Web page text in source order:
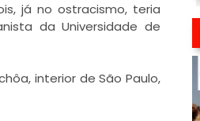
já no ostracismo, teria
da Universidade de
interior de São Paulo,